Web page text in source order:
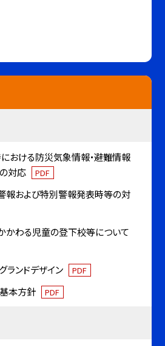
おける防災気象情報・避難情報
対応
PDF
警報および特別警報発表時等の対
かわる児童の登下校等について
ランドデザイン PDF
本方針 PDF